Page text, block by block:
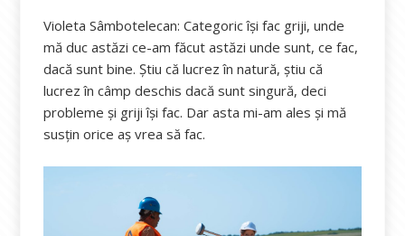
Violeta Sâmbotelecan: Categoric își fac griji, unde
mă duc astăzi ce-am făcut astăzi unde sunt, ce fac,
dacă sunt bine. Știu că lucrez în natură, știu că
lucrez în câmp deschis dacă sunt singură, deci
probleme și griji își fac. Dar asta mi-am ales și mă
susțin orice aș vrea să fac.